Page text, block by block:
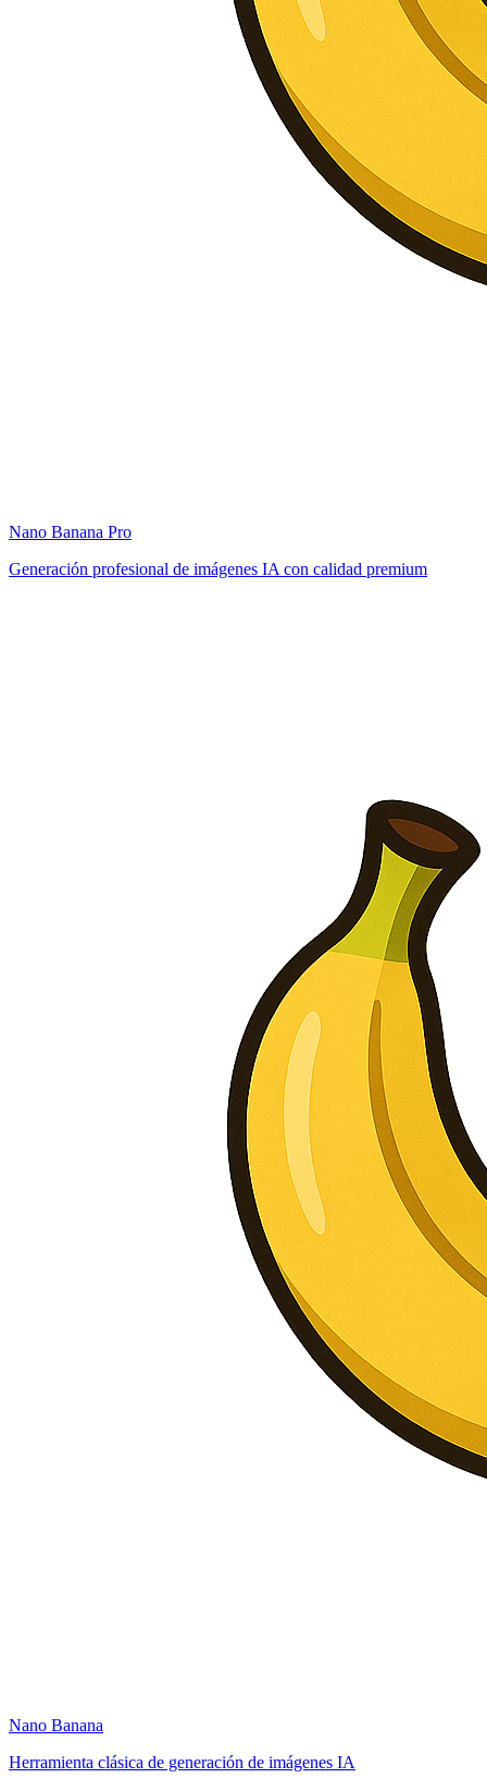
Nano Banana Pro
Generación profesional de imágenes IA con calidad premium
Nano Banana
Herramienta clásica de generación de imágenes IA